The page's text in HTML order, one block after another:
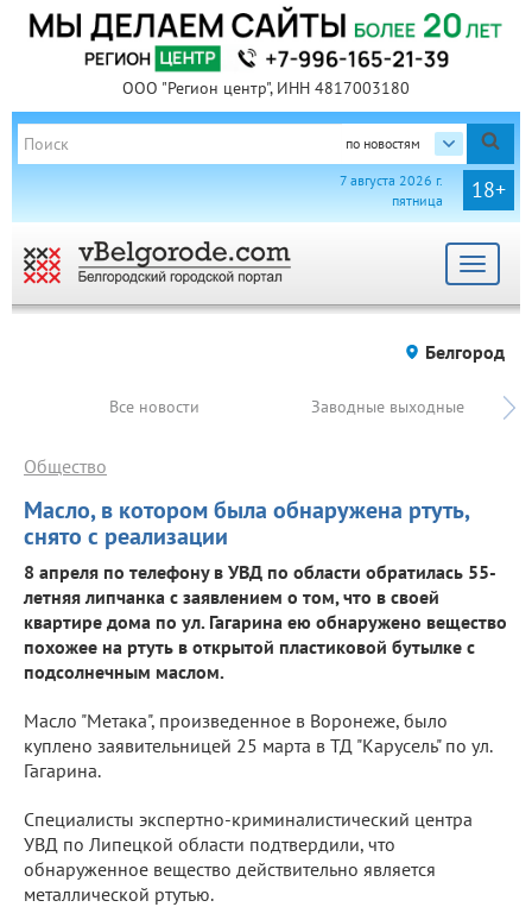
ООО "Регион центр", ИНН 4817003180
по новостям
18+
7 августа 2026 г.
пятница
Toggle
Белгород
Все новости Заводные выходные
Масло, в котором была обнаружена ртуть,
снято с реализации
Общество
8 апреля по телефону в УВД по области обратилась 55-
летняя липчанка с заявлением о том, что в своей
квартире дома по ул. Гагарина ею обнаружено вещество
похожее на ртуть в открытой пластиковой бутылке с
подсолнечным маслом.
Масло "Метака", произведенное в Воронеже, было
куплено заявительницей 25 марта в ТД "Карусель" по ул.
Гагарина.
Специалисты экспертно-криминалистический центра
УВД по Липецкой области подтвердили, что
обнаруженное вещество действительно является
металлической ртутью.